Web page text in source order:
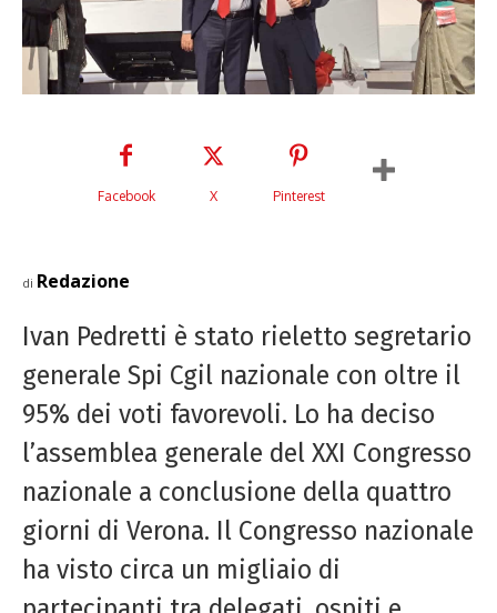
Facebook X Pinterest
di Redazione
Ivan Pedretti è stato rieletto segretario
generale Spi Cgil nazionale con oltre il
95% dei voti favorevoli. Lo ha deciso
l’assemblea generale del XXI Congresso
nazionale a conclusione della quattro
giorni di Verona. Il Congresso nazionale
ha visto circa un migliaio di